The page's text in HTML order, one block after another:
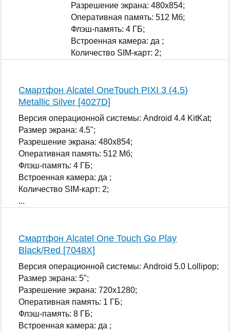
Разрешение экрана: 480x854;
Оперативная память: 512 Мб;
Флэш-память: 4 ГБ;
Встроенная камера: да ;
Количество SIM-карт: 2;
Смартфон Alcatel OneTouch PIXI 3 (4.5)
Metallic Silver [4027D]
Версия операционной системы: Android 4.4 KitKat;
Размер экрана: 4.5";
Разрешение экрана: 480x854;
Оперативная память: 512 Мб;
Флэш-память: 4 ГБ;
Встроенная камера: да ;
Количество SIM-карт: 2;
...
Смартфон Alcatel One Touch Go Play
Black/Red [7048X]
Версия операционной системы: Android 5.0 Lollipop;
Размер экрана: 5";
Разрешение экрана: 720x1280;
Оперативная память: 1 ГБ;
Флэш-память: 8 ГБ;
Встроенная камера: да ;